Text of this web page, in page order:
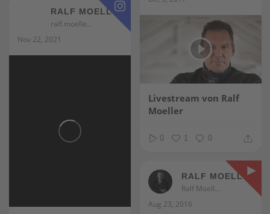
Livestream von Ralf
Moeller
0 1 0
RALF MOELLER
ralf.moeller
Nov 22, 2021
RALF MOELLER
Ralf Moeller
Aug 23, 2016